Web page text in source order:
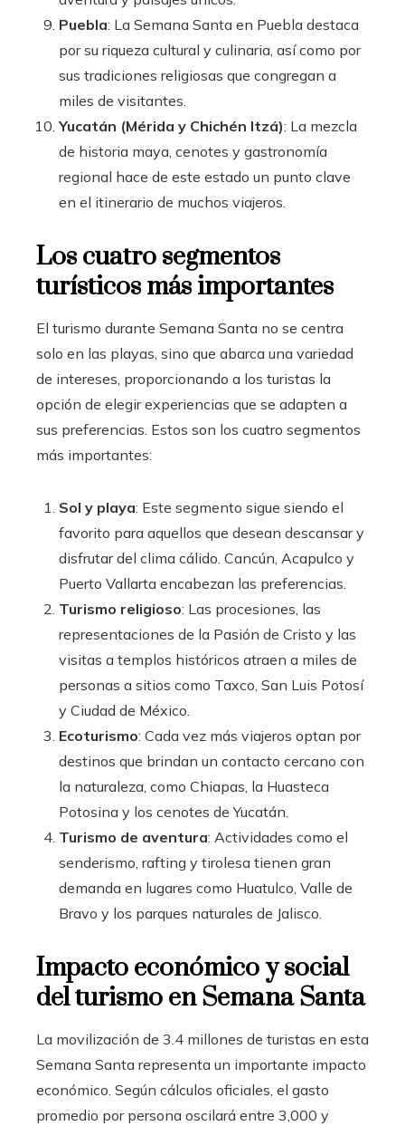
Puebla: La Semana Santa en Puebla destaca
por su riqueza cultural y culinaria, así como por
sus tradiciones religiosas que congregan a
miles de visitantes.
Yucatán (Mérida y Chichén Itzá): La mezcla
de historia maya, cenotes y gastronomía
regional hace de este estado un punto clave
en el itinerario de muchos viajeros.
Los cuatro segmentos
turísticos más importantes
El turismo durante Semana Santa no se centra
solo en las playas, sino que abarca una variedad
de intereses, proporcionando a los turistas la
opción de elegir experiencias que se adapten a
sus preferencias. Estos son los cuatro segmentos
más importantes:
Sol y playa: Este segmento sigue siendo el
favorito para aquellos que desean descansar y
disfrutar del clima cálido. Cancún, Acapulco y
Puerto Vallarta encabezan las preferencias.
Turismo religioso: Las procesiones, las
representaciones de la Pasión de Cristo y las
visitas a templos históricos atraen a miles de
personas a sitios como Taxco, San Luis Potosí
y Ciudad de México.
Ecoturismo: Cada vez más viajeros optan por
destinos que brindan un contacto cercano con
la naturaleza, como Chiapas, la Huasteca
Potosina y los cenotes de Yucatán.
Turismo de aventura: Actividades como el
senderismo, rafting y tirolesa tienen gran
demanda en lugares como Huatulco, Valle de
Bravo y los parques naturales de Jalisco.
Impacto económico y social
del turismo en Semana Santa
La movilización de 3.4 millones de turistas en esta
Semana Santa representa un importante impacto
económico. Según cálculos oficiales, el gasto
promedio por persona oscilará entre 3,000 y